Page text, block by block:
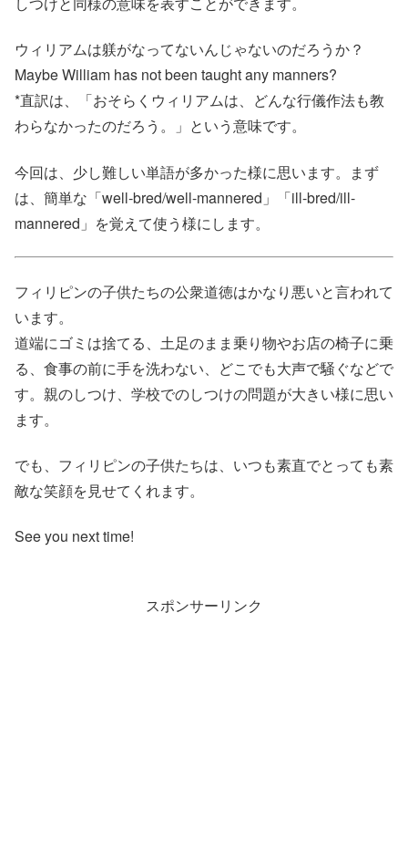
ウィリアムは躾がなってないんじゃないのだろうか？
Maybe William has not been taught any manners?
*直訳は、「おそらくウィリアムは、どんな行儀作法も教
わらなかったのだろう。」という意味です。
今回は、少し難しい単語が多かった様に思います。まず
は、簡単な「well‐bred/well-mannered」「ill-bred/ill-
mannered」を覚えて使う様にします。
フィリピンの子供たちの公衆道徳はかなり悪いと言われて
います。
道端にゴミは捨てる、土足のまま乗り物やお店の椅子に乗
る、食事の前に手を洗わない、どこでも大声で騒ぐなどで
す。親のしつけ、学校でのしつけの問題が大きい様に思い
ます。
でも、フィリピンの子供たちは、いつも素直でとっても素
敵な笑顔を見せてくれます。
See you next time!
スポンサーリンク